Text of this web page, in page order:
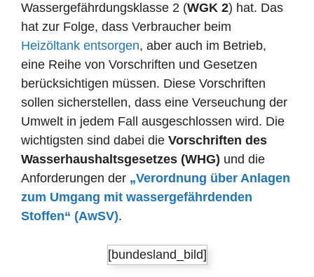
Wassergefährdungsklasse 2 (WGK 2) hat. Das
hat zur Folge, dass Verbraucher beim
Heizöltank entsorgen, aber auch im Betrieb,
eine Reihe von Vorschriften und Gesetzen
berücksichtigen müssen. Diese Vorschriften
sollen sicherstellen, dass eine Verseuchung der
Umwelt in jedem Fall ausgeschlossen wird. Die
wichtigsten sind dabei die Vorschriften des
Wasserhaushaltsgesetzes (WHG) und die
Anforderungen der „Verordnung über Anlagen
zum Umgang mit wassergefährdenden
Stoffen“ (AwSV).
[bundesland_bild]